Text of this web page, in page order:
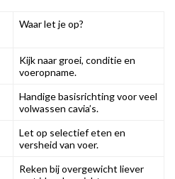
Waar let je op?
Kijk naar groei, conditie en
voeropname.
Handige basisrichting voor veel
volwassen cavia’s.
Let op selectief eten en
versheid van voer.
Reken bij overgewicht liever